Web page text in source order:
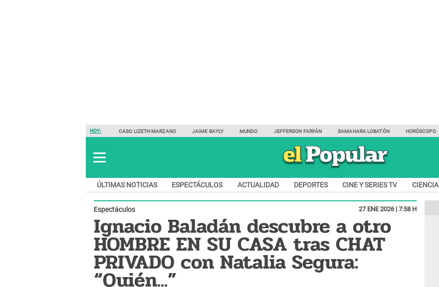
HOY: CASO LIZETH MARZANO JAIME BAYLY MUNDO JEFFERSON FARFÁN SAMAHARA LOBATÓN HORÓSCOPO
ÚLTIMAS NOTICIAS ESPECTÁCULOS ACTUALIDAD DEPORTES CINE Y SERIES TV CIENCIA
Espectáculos 27 ENE 2026 | 7:58 H
Ignacio Baladán descubre a otro
HOMBRE EN SU CASA tras CHAT
PRIVADO con Natalia Segura:
“Quién...”